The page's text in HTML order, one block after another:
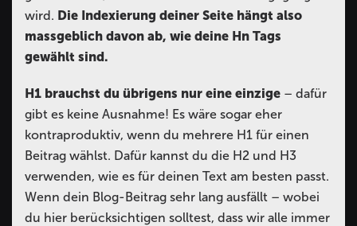
wird. Die Indexierung deiner Seite hängt also
massgeblich davon ab, wie deine Hn Tags
gewählt sind.
H1 brauchst du übrigens nur eine einzige – dafür
gibt es keine Ausnahme! Es wäre sogar eher
kontraproduktiv, wenn du mehrere H1 für einen
Beitrag wählst. Dafür kannst du die H2 und H3
verwenden, wie es für deinen Text am besten passt.
Wenn dein Blog-Beitrag sehr lang ausfällt – wobei
du hier berücksichtigen solltest, dass wir alle immer